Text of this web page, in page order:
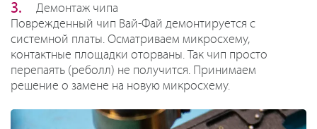
Демонтаж чипа
Поврежденный чип Вай-Фай демонтируется с
системной платы. Осматриваем микросхему,
контактные площадки оторваны. Так чип просто
перепаять (реболл) не получится. Принимаем
решение о замене на новую микросхему.